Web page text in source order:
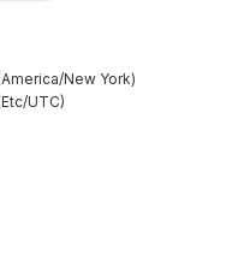
America/New York
Etc/UTC